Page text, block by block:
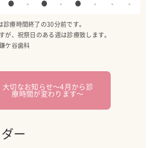
● - ● - ● - - -
療時間終了の30分前です。
が、祝祭日のある週は診療致します。
ケ谷歯科
大切なお知らせ〜4月から診
療時間が変わります〜
ー